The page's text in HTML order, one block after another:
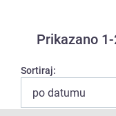
Prikazano
Sortiraj:
po datumu